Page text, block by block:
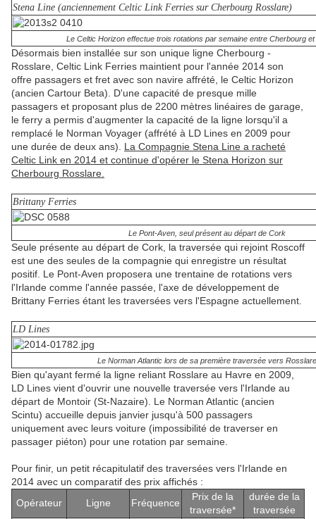
Stena Line (anciennement Celtic Link Ferries sur Cherbourg Rosslare)
Le Celtic Horizon effectue trois rotations par semaine entre Cherbourg
Désormais bien installée sur son unique ligne Cherbourg -
Rosslare, Celtic Link Ferries maintient pour l'année 2014 son
offre passagers et fret avec son navire affrété, le Celtic Horizon
(ancien Cartour Beta). D'une capacité de presque mille
passagers et proposant plus de 2200 mètres linéaires de garage,
le ferry a permis d'augmenter la capacité de la ligne lorsqu'il a
remplacé le Norman Voyager (affrété à LD Lines en 2009 pour
une durée de deux ans). La Compagnie Stena Line a racheté
Celtic Link en 2014 et continue d'opérer le Stena Horizon sur
Cherbourg Rosslare.
Brittany Ferries
Le Pont-Aven, seul présent au départ de Cork
Seule présente au départ de Cork, la traversée qui rejoint Roscoff
est une des seules de la compagnie qui enregistre un résultat
positif. Le Pont-Aven proposera une trentaine de rotations vers
l'Irlande comme l'année passée, l'axe de développement de
Brittany Ferries étant les traversées vers l'Espagne actuellement.
LD Lines
Le Norman Atlantic lors de sa première traversée vers Rosslare
Bien qu'ayant fermé la ligne reliant Rosslare au Havre en 2009,
LD Lines vient d'ouvrir une nouvelle traversée vers l'Irlande au
départ de Montoir (St-Nazaire). Le Norman Atlantic (ancien
Scintu) accueille depuis janvier jusqu'à 500 passagers
uniquement avec leurs voiture (impossibilité de traverser en
passager piéton) pour une rotation par semaine.
Pour finir, un petit récapitulatif des traversées vers l'Irlande en
2014 avec un comparatif des prix affichés :
Opérateur
Ligne Fréquence
Prix de la
traversée*
durée de la
traversée